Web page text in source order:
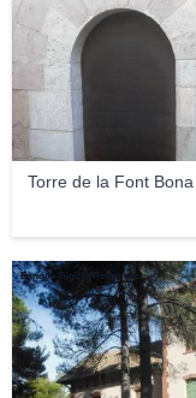
Torre de la Font Bona
Enrique Íñiguez Rodriguez